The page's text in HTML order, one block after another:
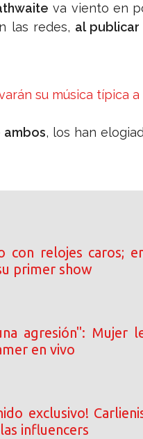
va viento en
las redes, al
su música típica a
ambos, los han
con relojes caros;
primer show
agresión": Mujer
en vivo
exclusivo!
influencers